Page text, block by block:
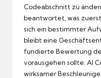
Codeabschnitt zu
beantwortet, was
sich ein bestimmter
bleibt eine
fundierte Bewertung
vorausgehen sollte. AI
wirksamer